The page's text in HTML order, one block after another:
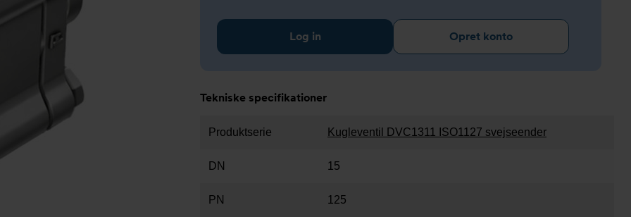
Log in Opret konto
Tekniske specifikationer
Produktserie Kugleventil DVC1311 ISO1127 svejseender
DN 15
PN 125